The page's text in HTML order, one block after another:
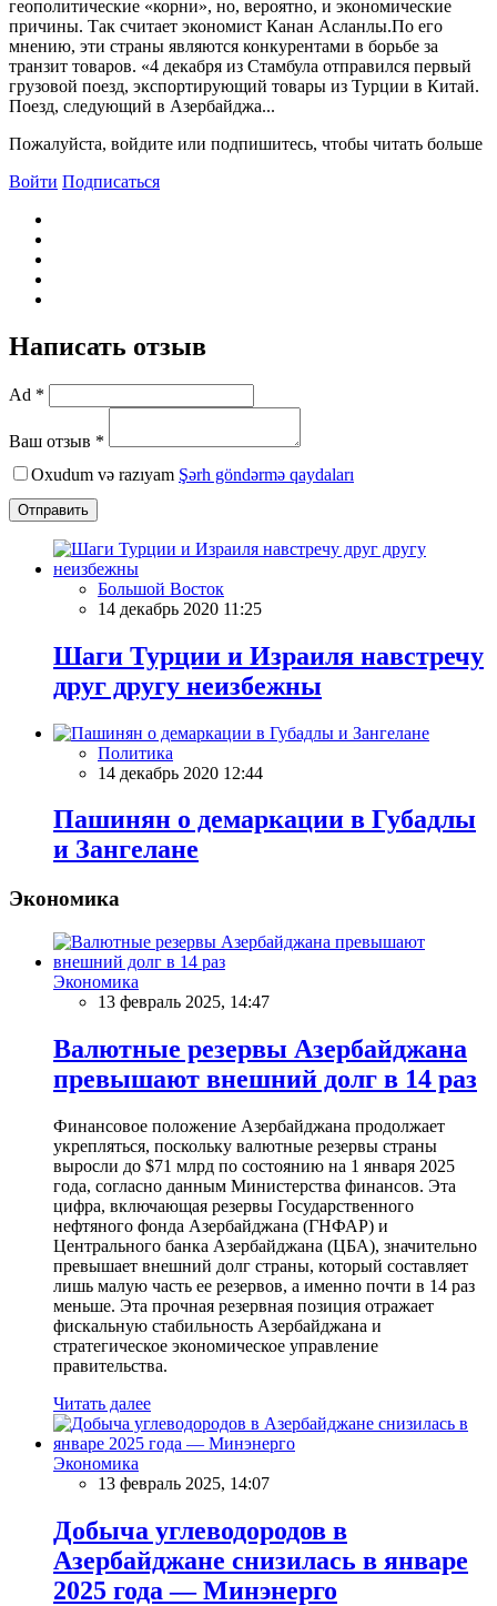
геополитические «корни», но, вероятно, и экономические
причины. Так считает экономист Канан Асланлы.По его
мнению, эти страны являются конкурентами в борьбе за
транзит товаров. «4 декабря из Стамбула отправился первый
грузовой поезд, экспортирующий товары из Турции в Китай.
Поезд, следующий в Азербайджа...
Пожалуйста, войдите или подпишитесь, чтобы читать больше
Войти Подписаться
Написать отзыв
Ad *
Ваш отзыв *
Oxudum və razıyam Şərh göndərmə qaydaları
Отправить
Большой Восток
14 декабрь 2020 11:25
Шаги Турции и Израиля навстречу
друг другу неизбежны
Политика
14 декабрь 2020 12:44
Пашинян о демаркации в Губадлы
и Зангелане
Экономика
Экономика
13 февраль 2025, 14:47
Валютные резервы Азербайджана
превышают внешний долг в 14 раз
Финансовое положение Азербайджана продолжает
укрепляться, поскольку валютные резервы страны
выросли до $71 млрд по состоянию на 1 января 2025
года, согласно данным Министерства финансов. Эта
цифра, включающая резервы Государственного
нефтяного фонда Азербайджана (ГНФАР) и
Центрального банка Азербайджана (ЦБА), значительно
превышает внешний долг страны, который составляет
лишь малую часть ее резервов, а именно почти в 14 раз
меньше. Эта прочная резервная позиция отражает
фискальную стабильность Азербайджана и
стратегическое экономическое управление
правительства.
Читать далее
Экономика
13 февраль 2025, 14:07
Добыча углеводородов в
Азербайджане снизилась в январе
2025 года — Минэнерго